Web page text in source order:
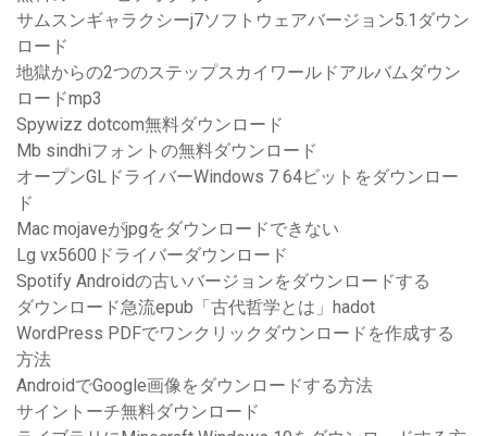
サムスンギャラクシーj7ソフトウェアバージョン5.1ダウン
ロード
地獄からの2つのステップスカイワールドアルバムダウン
ロードmp3
Spywizz dotcom無料ダウンロード
Mb sindhiフォントの無料ダウンロード
オープンGLドライバーWindows 7 64ビットをダウンロー
ド
Mac mojaveがjpgをダウンロードできない
Lg vx5600ドライバーダウンロード
Spotify Androidの古いバージョンをダウンロードする
ダウンロード急流epub「古代哲学とは」hadot
WordPress PDFでワンクリックダウンロードを作成する
方法
AndroidでGoogle画像をダウンロードする方法
サイントーチ無料ダウンロード